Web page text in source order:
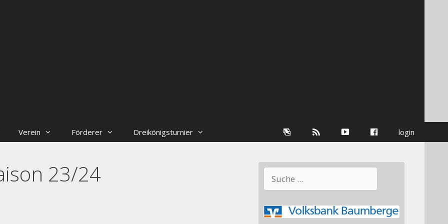
Verein Förderer Dreikönigsturnier login
Facebook
youtube
Galerie
23/24